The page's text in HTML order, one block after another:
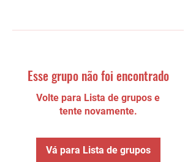
Esse grupo não foi encontrado
Volte para Lista de grupos e
tente novamente.
Vá para Lista de grupos